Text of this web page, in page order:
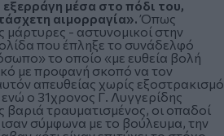
μέσα στο πόδι του,
αιμορραγία». Όπως
μάρτυρες - αστυνομικοί στην
που έπληξε το συνάδελφό
το οποίο «με ευθεία βολή
με προφανή σκοπό να τον
απευθείας χωρίς εξοστρακισμό
ο 31χρονος Γ. Λυγγερίδης
τραυματισμένος, οι οπαδοί
σύμφωνα με το βούλευμα, την